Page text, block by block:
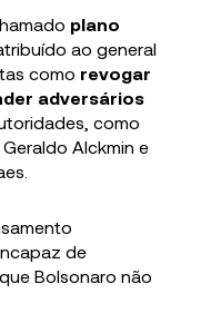
plano
atribuído ao general
como revogar
adversários
como
Alckmin e
de
Bolsonaro não